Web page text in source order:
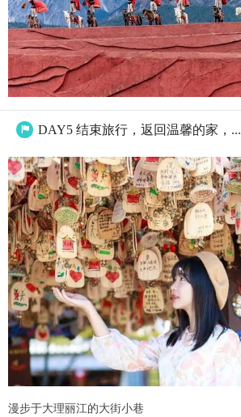
 DAY5 结束旅行，返回温馨的家，...
漫步于大理丽江的大街小巷